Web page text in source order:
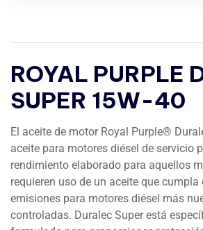
ROYAL PURPLE
SUPER 15W-40
El aceite de motor Royal Purple®
aceite para motores diésel de servicio
rendimiento elaborado para aquellos
requieren uso de un aceite que
emisiones para motores diésel más
controladas. Duralec Super está